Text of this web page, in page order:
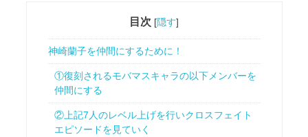
目次 [隠す]
神崎蘭子を仲間にするために！
①復刻されるモバマスキャラの以下メンバーを
仲間にする
②上記7人のレベル上げを行いクロスフェイト
エピソードを見ていく